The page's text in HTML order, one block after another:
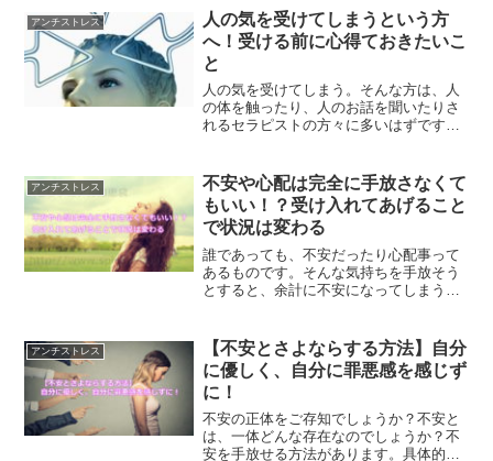
とです。心配や不安から解放される方法
とは？
アンチストレス
人の気を受けてしまうという方
へ！受ける前に心得ておきたいこ
と
人の気を受けてしまう。そんな方は、人
の体を触ったり、人のお話を聞いたりさ
れるセラピストの方々に多いはずです。
か？受ける前に、対策しておくべきこと
についてご紹介していきます。
アンチストレス
不安や心配は完全に手放さなくて
もいい！？受け入れてあげること
で状況は変わる
誰であっても、不安だったり心配事って
あるものです。そんな気持ちを手放そう
とすると、余計に不安になってしまう事
す。不安や心配ごとができた時どうすれ
ばいいのかについて解説します。
アンチストレス
【不安とさよならする方法】自分
に優しく、自分に罪悪感を感じず
に！
不安の正体をご存知でしょうか？不安と
は、一体どんな存在なのでしょうか？不
安を手放せる方法があります。具体的